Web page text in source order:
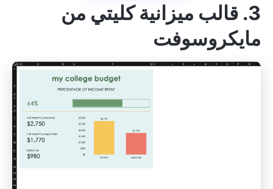
3. قالب ميزانية كليتي من
مايكروسوفت